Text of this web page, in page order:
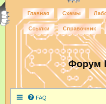
Главная Схемы
Ссылки Справочник
Форум
FAQ